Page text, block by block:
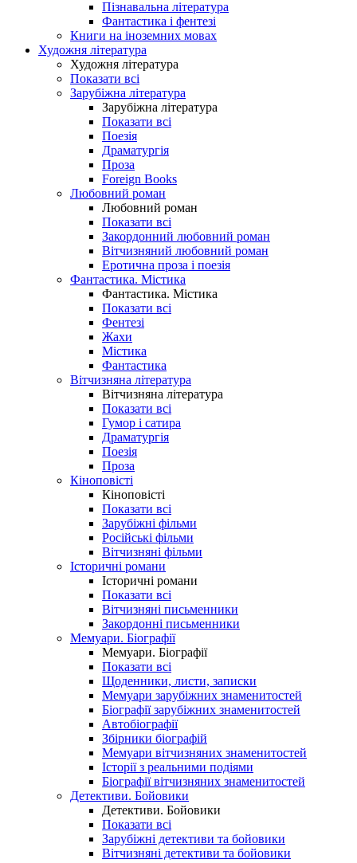
Пізнавальна література
Фантастика і фентезі
Книги на іноземних мовах
Художня література
Художня література
Показати всі
Зарубіжна література
Зарубіжна література
Показати всі
Поезія
Драматургія
Проза
Foreign Books
Любовний роман
Любовний роман
Показати всі
Закордонний любовний роман
Вітчизняний любовний роман
Еротична проза і поезія
Фантастика. Містика
Фантастика. Містика
Показати всі
Фентезі
Жахи
Містика
Фантастика
Вітчизняна література
Вітчизняна література
Показати всі
Гумор і сатира
Драматургія
Поезія
Проза
Кіноповісті
Кіноповісті
Показати всі
Зарубіжні фільми
Російські фільми
Вітчизняні фільми
Історичні романи
Історичні романи
Показати всі
Вітчизняні письменники
Закордонні письменники
Мемуари. Біографії
Мемуари. Біографії
Показати всі
Щоденники, листи, записки
Мемуари зарубіжних знаменитостей
Біографії зарубіжних знаменитостей
Автобіографії
Збірники біографій
Мемуари вітчизняних знаменитостей
Історії з реальними подіями
Біографії вітчизняних знаменитостей
Детективи. Бойовики
Детективи. Бойовики
Показати всі
Зарубіжні детективи та бойовики
Вітчизняні детективи та бойовики